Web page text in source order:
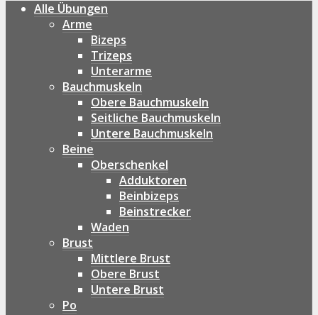
Alle Übungen
Arme
Bizeps
Trizeps
Unterarme
Bauchmuskeln
Obere Bauchmuskeln
Seitliche Bauchmuskeln
Untere Bauchmuskeln
Beine
Oberschenkel
Adduktoren
Beinbizeps
Beinstrecker
Waden
Brust
Mittlere Brust
Obere Brust
Untere Brust
Po